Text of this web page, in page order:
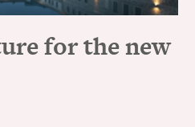
for the new